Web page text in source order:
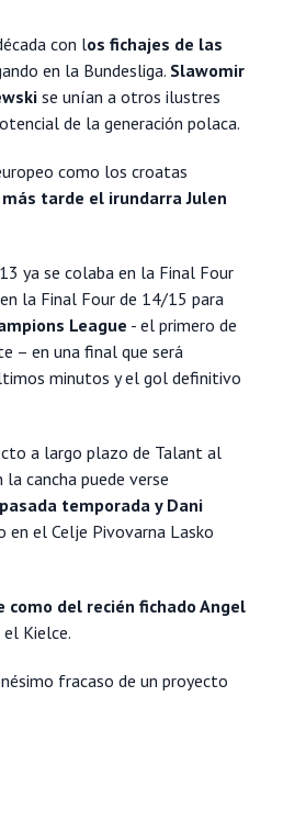
con los fichajes de las
en la Bundesliga. Slawomir
se unían a otros ilustres
de la generación polaca.
como los croatas
tarde el irundarra Julen
ya se colaba en la Final Four
la Final Four de 14/15 para
League - el primero de
– en una final que será
minutos y el gol definitivo
a largo plazo de Talant al
cancha puede verse
temporada y Dani
en el Celje Pivovarna Lasko
como del recién fichado Angel
Kielce.
fracaso de un proyecto